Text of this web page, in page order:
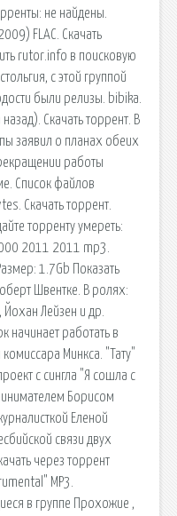
не найдены.
FLAC. Скачать
rutor.info в поисковую
с этой группой
были релизы. bibika.
Скачать торрент. В
заявил о планах обеих
работы
Список файлов
Скачать торрент.
торренту умереть:
2011 2011 mp3.
1.7Gb Показать
Швентке. В ролях:
Лейзен и др.
начинает работать в
Минкса. "Тату"
с сингла "Я сошла с
Борисом
Еленой
связи двух
через торрент
MP3.
в группе Прохожие ,